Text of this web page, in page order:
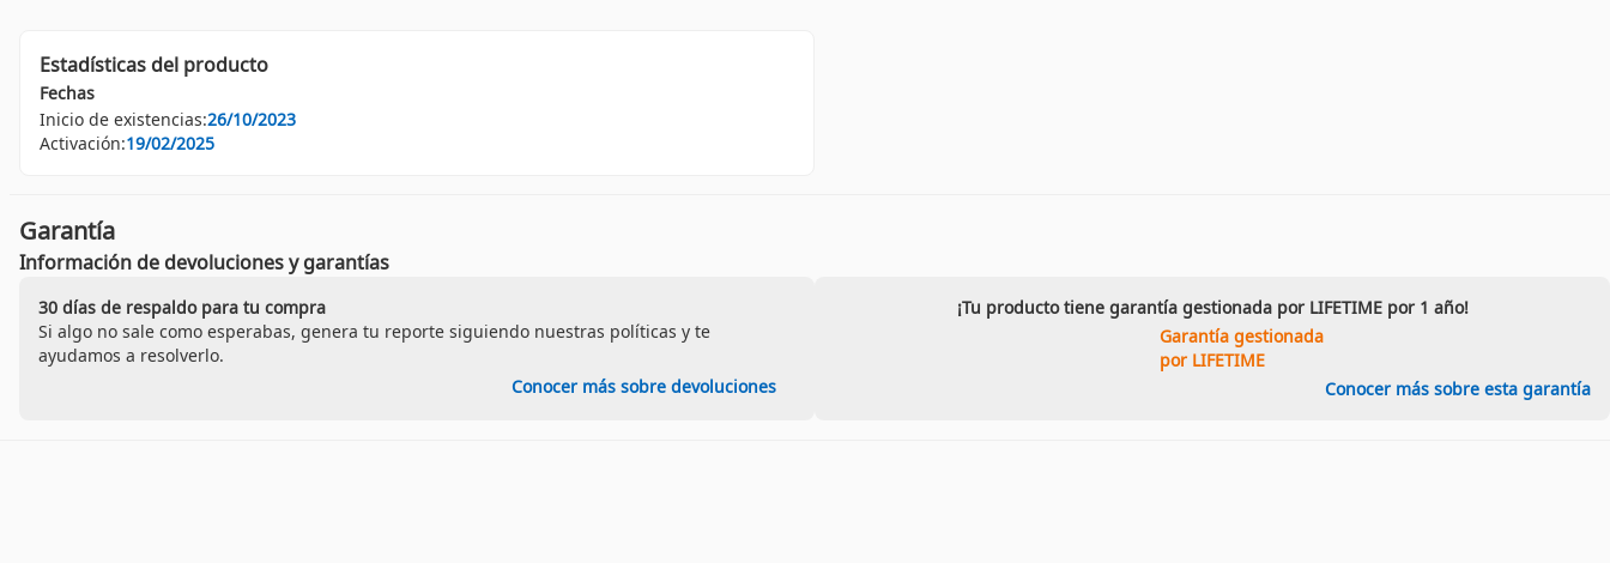
Estadísticas del producto
Fechas
Inicio de existencias:26/10/2023
Activación:19/02/2025
Garantía
Información de devoluciones y garantías
30 días de respaldo para tu compra
Si algo no sale como esperabas, genera tu reporte siguiendo nuestras políticas y te
ayudamos a resolverlo.
Conocer más sobre devoluciones
¡Tu producto tiene garantía gestionada por LIFETIME por 1 año!
Garantía gestionada
por LIFETIME
Conocer más sobre esta garantía